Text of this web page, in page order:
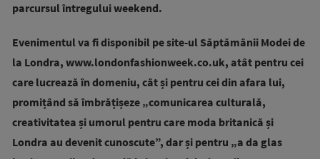
parcursul întregului weekend.
Evenimentul va fi disponibil pe site-ul Săptămânii Modei de
la Londra, www.londonfashionweek.co.uk, atât pentru cei
care lucrează în domeniu, cât și pentru cei din afara lui,
promițând să îmbrățișeze „comunicarea culturală,
creativitatea și umorul pentru care moda britanică și
Londra au devenit cunoscute”, dar și pentru „a da glas